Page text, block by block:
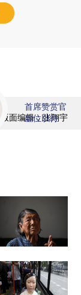
版面编辑：张翔宇
首席赞赏官
虚位以待